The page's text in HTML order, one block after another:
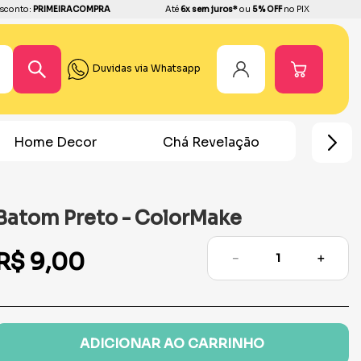
PRIMEIRACOMPRA Até6x sem juros*ou 5% OFFno PIX
Duvidas via Whatsapp
Home Decor Chá Revelação Festa
Preto - ColorMake
9,00 ＋
－
ADICIONAR AO CARRINHO